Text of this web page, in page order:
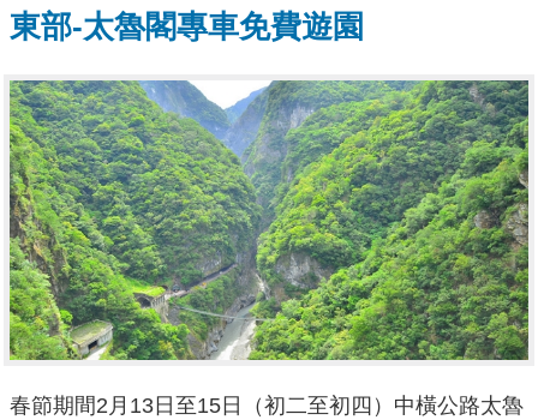
東部-太魯閣專車免費遊園
春節期間2月13日至15日（初二至初四）中橫公路太魯